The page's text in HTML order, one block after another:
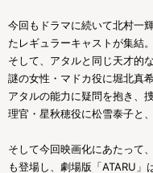
今回もドラマに続いて北村一
たレギュラーキャストが集結。
そして、アタルと同じ天才的
謎の女性・マドカ役に堀北真希
アタルの能力に疑問を抱き、
理官・星秋穂役に松雪泰子と
そして今回映画化にあたって
も登場し、劇場版「ATARU